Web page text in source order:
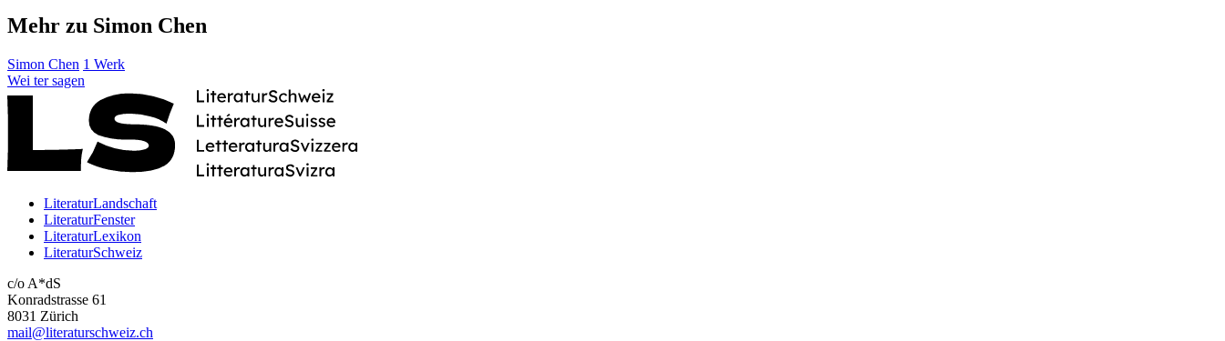
Mehr zu Simon Chen
Simon Chen 1 Werk
Wei ter sagen
LiteraturLandschaft
LiteraturFenster
LiteraturLexikon
LiteraturSchweiz
c/o A*dS
Konradstrasse 61
8031 Zürich
mail@literaturschweiz.ch